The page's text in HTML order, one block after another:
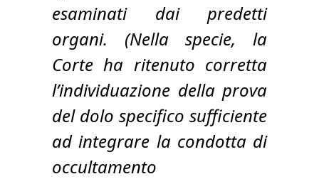
esaminati dai predetti
organi. (Nella specie, la
Corte ha ritenuto corretta
l’individuazione della prova
del dolo specifico sufficiente
ad integrare la condotta di
occultamento